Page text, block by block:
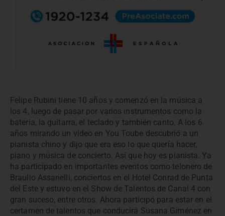
Felipe Rubini tiene 10 años y comenzó en la música a
los 4, luego de pasar por varios instrumentos como la
bateria, la guitarra, el teclado y también canto. A los 6
años mirando un video en You Toube descubrió a un
pianista chino y dijo que era eso lo que quería hacer,
piano y música de concierto. Así que hoy es pianista. Ya
ha participado en importantes eventos como telonero de
Braulio Assanelli, conciertos en el Hotel Conrad de Punta
del Este y estuvo en el Show de Talentos de Canal 4 con
gran suceso, entre otros. Ahora participó para estar en el
certamen de talentos que conducirá Susana Giménez en